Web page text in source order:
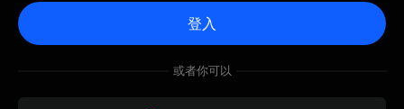
登入
或者你可以